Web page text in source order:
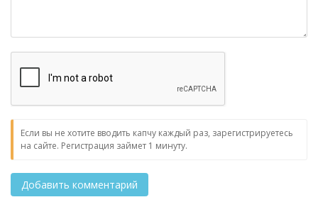
Если вы не хотите вводить капчу каждый раз, зарегистрируетесь
на сайте. Регистрация займет 1 минуту.